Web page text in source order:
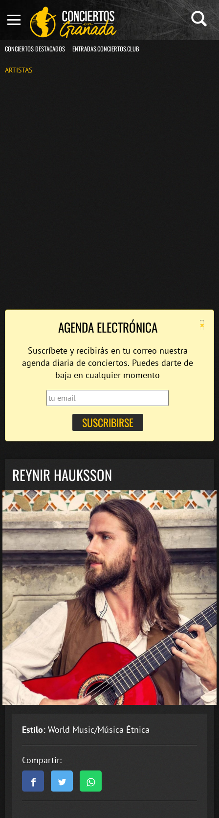
CONCIERTOS DESTACADOS ENTRADAS.CONCIERTOS.CLUB
ARTISTAS
×
AGENDA ELECTRÓNICA
Suscríbete y recibirás en tu correo nuestra
agenda diaria de conciertos. Puedes darte de
baja en cualquier momento
REYNIR HAUKSSON
Estilo: World Music/Música Étnica
Compartir: